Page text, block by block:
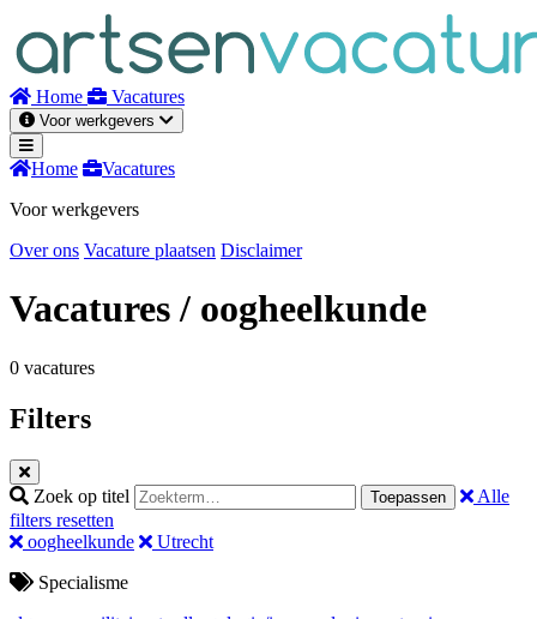
inhoud
Home Vacatures
Voor werkgevers
Home
Vacatures
Voor werkgevers
Over ons Vacature plaatsen Disclaimer
Vacatures/ oogheelkunde
0 vacatures
Filters
Zoek op titel Toepassen
Alle
filters resetten
oogheelkunde
Utrecht
Specialisme